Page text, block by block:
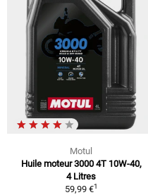
Motul
Huile moteur 3000 4T 10W-40,
4 Litres
59,99 €1